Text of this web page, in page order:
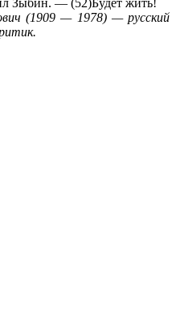
(1909 — 1978) — рус­ский